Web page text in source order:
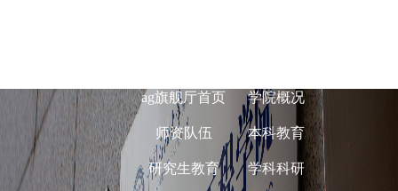
ag旗舰厅首页 学院概况
师资队伍 本科教育
研究生教育 学科科研